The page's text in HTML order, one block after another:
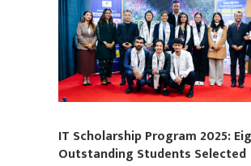
IT Scholarship Program 2025:
Outstanding Students Selected